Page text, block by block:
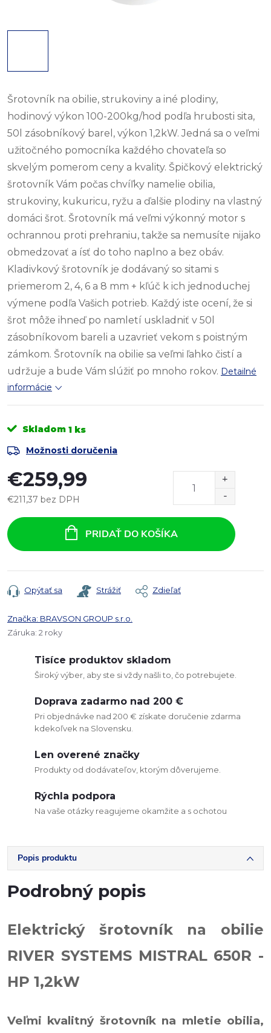
Šrotovník na obilie, strukoviny a iné plodiny,
hodinový výkon 100-200kg/hod podľa hrubosti sita,
50l zásobníkový barel, výkon 1,2kW. Jedná sa o veľmi
užitočného pomocníka každého chovateľa so
skvelým pomerom ceny a kvality. Špičkový elektrický
šrotovník Vám počas chvíľky namelie obilia,
strukoviny, kukuricu, ryžu a ďalšie plodiny na vlastný
domáci šrot. Šrotovník má veľmi výkonný motor s
ochrannou proti prehraniu, takže sa nemusíte nijako
obmedzovať a ísť do toho naplno a bez obáv.
Kladivkový šrotovník je dodávaný so sitami s
priemerom 2, 4, 6 a 8 mm + kľúč k ich jednoduchej
výmene podľa Vašich potrieb. Každý iste ocení, že si
šrot môže ihneď po namletí uskladniť v 50l
zásobníkovom bareli a uzavrieť vekom s poistným
zámkom. Šrotovník na obilie sa veľmi ľahko čistí a
udržuje a bude Vám slúžiť po mnoho rokov. Detailné
informácie
Skladom 1 ks
Možnosti doručenia
€259,99
€211,37 bez DPH
cena:
PRIDAŤ DO KOŠÍKA
Opýtať sa Strážiť Zdieľať
Značka: BRAVSON GROUP s.r.o.
Záruka: 2 roky
Tisíce produktov skladom
Široký výber, aby ste si vždy našli to, čo potrebujete.
Doprava zadarmo nad 200 €
Pri objednávke nad 200 € získate doručenie zdarma
kdekoľvek na Slovensku.
Len overené značky
Produkty od dodávateľov, ktorým dôverujeme.
Rýchla podpora
Na vaše otázky reagujeme okamžite a s ochotou
Popis produktu
Podrobný popis
Elektrický šrotovník na obilie
RIVER SYSTEMS MISTRAL 650R -
HP 1,2kW
Veľmi kvalitný šrotovník na mletie obilia,